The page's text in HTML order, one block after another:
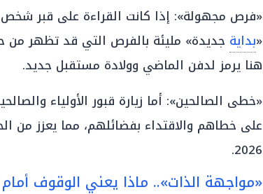
«فرص مجهولة»: إذا كانت القراءة على قبر
«بداية جديدة» مليئة بالفرص التي قد تظهر من
هنا يرمز لدفن الماضي وولادة مستقبل جديد.
«خطى الصالحين»: أما زيارة قبور الأولياء
على خطاهم والاقتداء بفضائلهم، مما يعزز من
2026.
«مواجهة الذات».. ماذا يعني الوقوف أمام